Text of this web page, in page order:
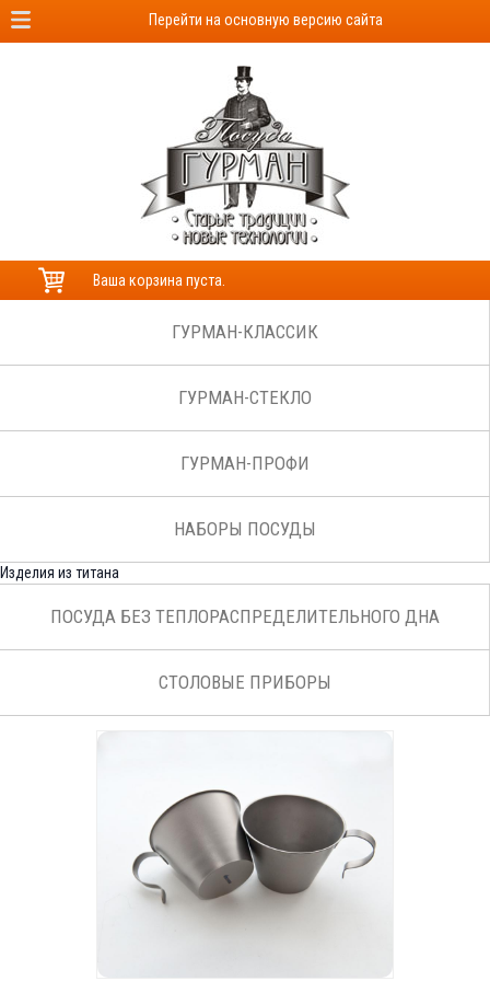
Перейти на основную версию сайта
Ваша корзина пуста.
ГУРМАН-КЛАССИК
ГУРМАН-СТЕКЛО
ГУРМАН-ПРОФИ
НАБОРЫ ПОСУДЫ
Изделия из титана
ПОСУДА БЕЗ ТЕПЛОРАСПРЕДЕЛИТЕЛЬНОГО ДНА
СТОЛОВЫЕ ПРИБОРЫ